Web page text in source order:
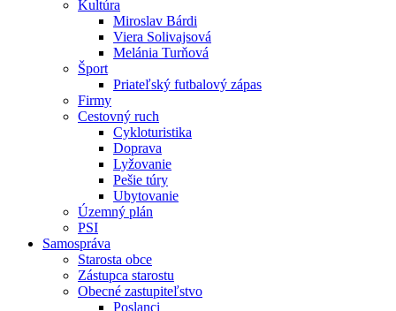
Kultúra
Miroslav Bárdi
Viera Solivajsová
Melánia Turňová
Šport
Priateľský futbalový zápas
Firmy
Cestovný ruch
Cykloturistika
Doprava
Lyžovanie
Pešie túry
Ubytovanie
Územný plán
PSI
Samospráva
Starosta obce
Zástupca starostu
Obecné zastupiteľstvo
Poslanci